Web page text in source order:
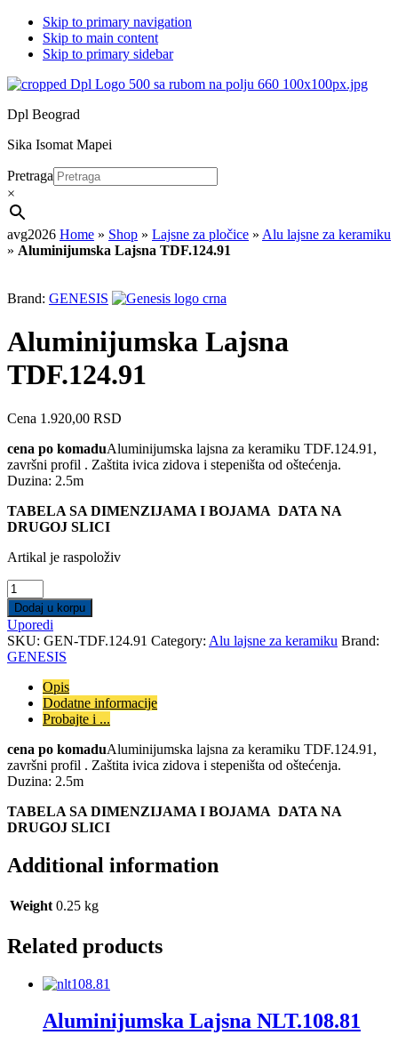
Skip to primary navigation
Skip to main content
Skip to primary sidebar
Dpl Beograd
Sika Isomat Mapei
Pretraga
×
avg2026 Home » Shop » Lajsne za pločice » Alu lajsne za keramiku
» Aluminijumska Lajsna TDF.124.91
Brand: GENESIS
Aluminijumska Lajsna
TDF.124.91
Cena 1.920,00 RSD
cena po komaduAluminijumska lajsna za keramiku TDF.124.91,
završni profil . Zaštita ivica zidova i stepeništa od oštećenja.
Duzina: 2.5m
TABELA SA DIMENZIJAMA I BOJAMA DATA NA
DRUGOJ SLICI
Artikal je raspoloživ
Aluminijumska
Lajsna
TDF.124.91
quantity
Dodaj u korpu
Uporedi
SKU: GEN-TDF.124.91 Category: Alu lajsne za keramiku Brand:
GENESIS
Opis
Dodatne informacije
Probajte i ...
cena po komaduAluminijumska lajsna za keramiku TDF.124.91,
završni profil . Zaštita ivica zidova i stepeništa od oštećenja.
Duzina: 2.5m
TABELA SA DIMENZIJAMA I BOJAMA DATA NA
DRUGOJ SLICI
Additional information
Weight 0.25 kg
Related products
Aluminijumska Lajsna NLT.108.81